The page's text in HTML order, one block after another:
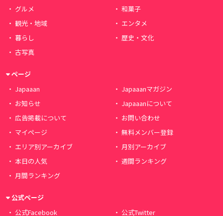
グルメ
和菓子
観光・地域
エンタメ
暮らし
歴史・文化
古写真
ページ
Japaaan
Japaaanマガジン
お知らせ
Japaaanについて
広告掲載について
お問い合わせ
マイページ
無料メンバー登録
エリア別アーカイブ
月別アーカイブ
本日の人気
週間ランキング
月間ランキング
公式ページ
公式Facebook
公式Twitter